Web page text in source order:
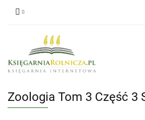
Zoologia Tom 3 Część 3